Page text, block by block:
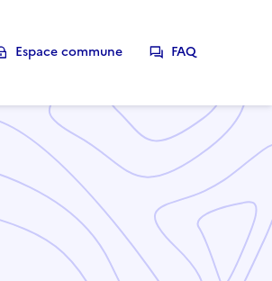
Espace commune FAQ